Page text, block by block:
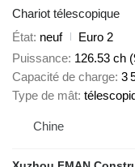
Chariot télescopique
État neuf
Euro 2
Puissance 126.53 ch
Capacité de charge 3
Type de mât
Chine